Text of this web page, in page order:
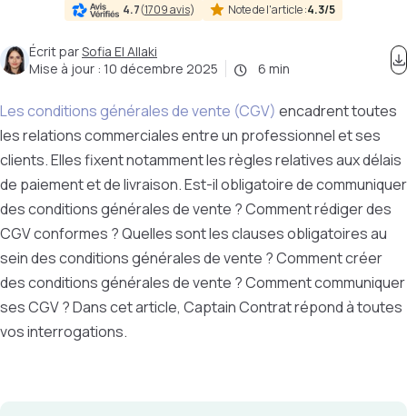
4.7(1709 avis) Note de l'article :4.3/5
Écrit parSofia El Allaki
Mise à jour : 10 décembre 2025 6 min
Les conditions générales de vente (CGV) encadrent toutes
les relations commerciales entre un professionnel et ses
clients. Ellesfixent notamment les règles relatives aux délais
de paiement et de livraison. Est-il obligatoire de communiquer
des conditions générales de vente ?Comment rédiger des
CGV conformes ? Quelles sont les clauses obligatoires au
sein des conditions générales de vente ? Comment créer
des conditions générales de vente ? Comment communiquer
ses CGV ? Dans cet article, Captain Contrat répond à toutes
vos interrogations.